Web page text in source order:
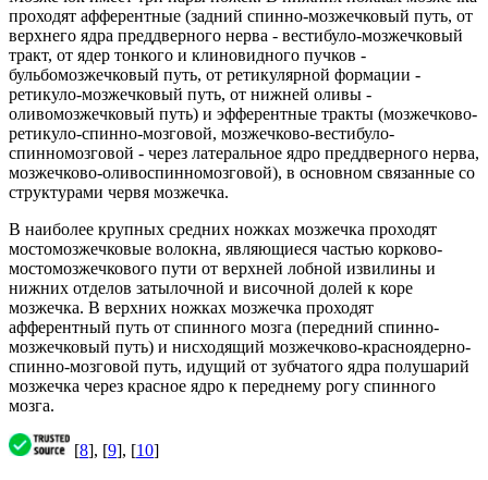
проходят афферентные (задний спинно-мозжечковый путь, от
верхнего ядра преддверного нерва - вестибуло-мозжечковый
тракт, от ядер тонкого и клиновидного пучков -
бульбомозжечковый путь, от ретикулярной формации -
ретикуло-мозжечковый путь, от нижней оливы -
оливомозжечковый путь) и эфферентные тракты (мозжечково-
ретикуло-спинно-мозговой, мозжечково-вестибуло-
спинномозговой - через латеральное ядро преддверного нерва,
мозжечково-оливоспинномозговой), в основном связанные со
структурами червя мозжечка.
В наиболее крупных средних ножках мозжечка проходят
мостомозжечковые волокна, являющиеся частью корково-
мостомозжечкового пути от верхней лобной извилины и
нижних отделов затылочной и височной долей к коре
мозжечка. В верхних ножках мозжечка проходят
афферентный путь от спинного мозга (передний спинно-
мозжечковый путь) и нисходящий мозжечково-красноядерно-
спинно-мозговой путь, идущий от зубчатого ядра полушарий
мозжечка через красное ядро к переднему рогу спинного
мозга.
[8], [9], [10]